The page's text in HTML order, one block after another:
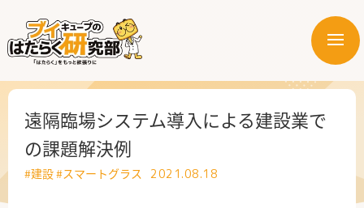
メ
ー
はたらく部署
はたらく課題
遠隔臨場システム導入による建設業で
の課題解決例
#建設#スマートグラス 2021.08.18